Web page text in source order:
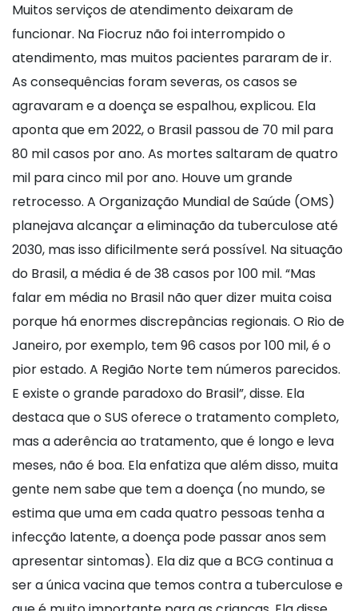
Muitos serviços de atendimento deixaram de
funcionar. Na Fiocruz não foi interrompido o
atendimento, mas muitos pacientes pararam de ir.
As consequências foram severas, os casos se
agravaram e a doença se espalhou, explicou. Ela
aponta que em 2022, o Brasil passou de 70 mil para
80 mil casos por ano. As mortes saltaram de quatro
mil para cinco mil por ano. Houve um grande
retrocesso. A Organização Mundial de Saúde (OMS)
planejava alcançar a eliminação da tuberculose até
2030, mas isso dificilmente será possível. Na situação
do Brasil, a média é de 38 casos por 100 mil. “Mas
falar em média no Brasil não quer dizer muita coisa
porque há enormes discrepâncias regionais. O Rio de
Janeiro, por exemplo, tem 96 casos por 100 mil, é o
pior estado. A Região Norte tem números parecidos.
E existe o grande paradoxo do Brasil”, disse. Ela
destaca que o SUS oferece o tratamento completo,
mas a aderência ao tratamento, que é longo e leva
meses, não é boa. Ela enfatiza que além disso, muita
gente nem sabe que tem a doença (no mundo, se
estima que uma em cada quatro pessoas tenha a
infecção latente, a doença pode passar anos sem
apresentar sintomas). Ela diz que a BCG continua a
ser a única vacina que temos contra a tuberculose e